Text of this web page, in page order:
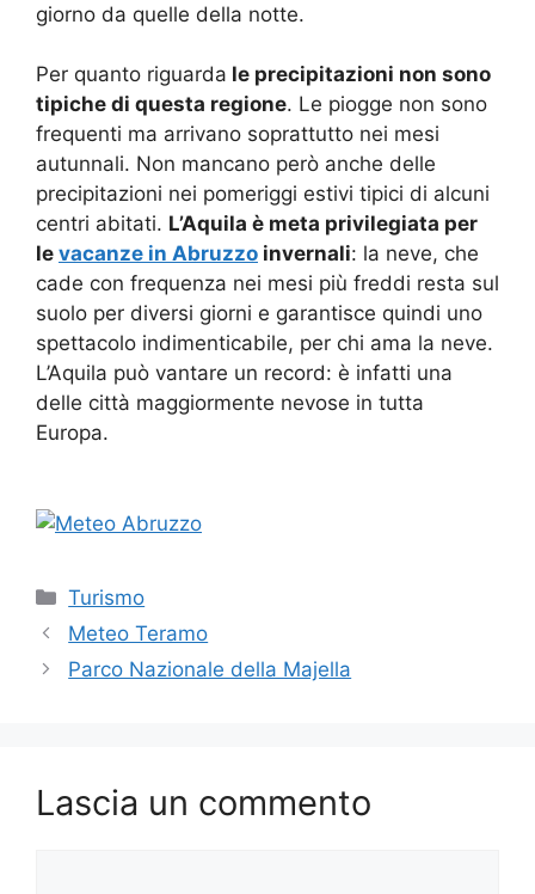
giorno da quelle della notte.
Per quanto riguarda le precipitazioni non sono
tipiche di questa regione. Le piogge non sono
frequenti ma arrivano soprattutto nei mesi
autunnali. Non mancano però anche delle
precipitazioni nei pomeriggi estivi tipici di alcuni
centri abitati. L’Aquila è meta privilegiata per
le vacanze in Abruzzo invernali: la neve, che
cade con frequenza nei mesi più freddi resta sul
suolo per diversi giorni e garantisce quindi uno
spettacolo indimenticabile, per chi ama la neve.
L’Aquila può vantare un record: è infatti una
delle città maggiormente nevose in tutta
Europa.
Categorie
Turismo
Meteo Teramo
Parco Nazionale della Majella
Lascia un commento